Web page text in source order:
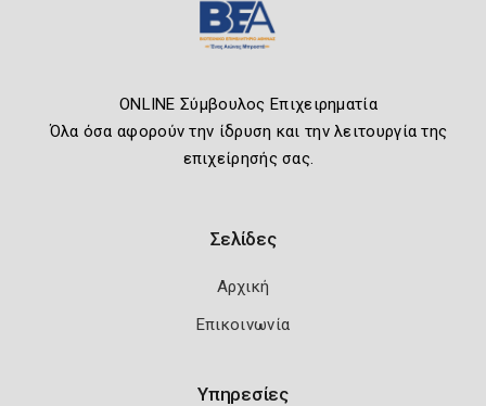
ONLINE Σύμβουλος Επιχειρηματία
Όλα όσα αφορούν την ίδρυση και την λειτουργία της
επιχείρησής σας.
Σελίδες
Αρχική
Επικοινωνία
Υπηρεσίες